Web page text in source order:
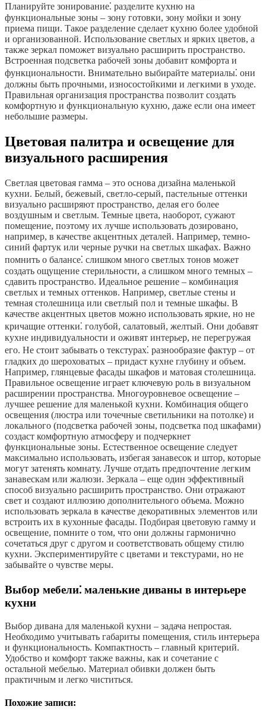
Планируйте зонирование⁚ разделите кухню на
функциональные зоны – зону готовки, зону мойки и зону
приема пищи. Такое разделение сделает кухню более удобной
и организованной. Использование светлых и ярких цветов, а
также зеркал поможет визуально расширить пространство.
Встроенная подсветка рабочей зоны добавит комфорта и
функциональности. Внимательно выбирайте материалы⁚ они
должны быть прочными, износостойкими и легкими в уходе.
Правильная организация пространства позволит создать
комфортную и функциональную кухню, даже если она имеет
небольшие размеры.
Цветовая палитра и освещение для
визуального расширения
Светлая цветовая гамма – это основа дизайна маленькой
кухни. Белый, бежевый, светло-серый, пастельные оттенки
визуально расширяют пространство, делая его более
воздушным и светлым. Темные цвета, наоборот, сужают
помещение, поэтому их лучше использовать дозировано,
например, в качестве акцентных деталей. Например, темно-
синий фартук или черные ручки на светлых шкафах. Важно
помнить о балансе⁚ слишком много светлых тонов может
создать ощущение стерильности, а слишком много темных –
сдавить пространство. Идеальное решение – комбинация
светлых и темных оттенков. Например, светлые стены и
темная столешница или светлый пол и темные шкафы. В
качестве акцентных цветов можно использовать яркие, но не
кричащие оттенки⁚ голубой, салатовый, желтый. Они добавят
кухне индивидуальности и оживят интерьер, не перегружая
его. Не стоит забывать о текстурах⁚ разнообразие фактур – от
гладких до шероховатых – придаст кухне глубину и объем.
Например, глянцевые фасады шкафов и матовая столешница.
Правильное освещение играет ключевую роль в визуальном
расширении пространства. Многоуровневое освещение –
лучшее решение для маленькой кухни. Комбинация общего
освещения (люстра или точечные светильники на потолке) и
локального (подсветка рабочей зоны, подсветка под шкафами)
создаст комфортную атмосферу и подчеркнет
функциональные зоны. Естественное освещение следует
максимально использовать, избегая занавесок и штор, которые
могут затенять комнату. Лучше отдать предпочтение легким
занавескам или жалюзи. Зеркала – еще один эффективный
способ визуально расширить пространство. Они отражают
свет и создают иллюзию дополнительного объема. Можно
использовать зеркала в качестве декоративных элементов или
встроить их в кухонные фасады. Подбирая цветовую гамму и
освещение, помните о том, что они должны гармонично
сочетаться друг с другом и соответствовать общему стилю
кухни. Экспериментируйте с цветами и текстурами, но не
забывайте о чувстве меры.
Выбор мебели⁚ маленькие диваны в интерьере
кухни
Выбор дивана для маленькой кухни – задача непростая.
Необходимо учитывать габариты помещения, стиль интерьера
и функциональность. Компактность – главный критерий.
Удобство и комфорт также важны, как и сочетание с
остальной мебелью. Материал обивки должен быть
практичным и легко чиститься.
Похожие записи: